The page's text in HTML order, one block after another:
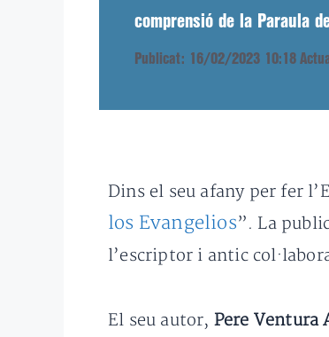
comprensió de la Paraula
Publicat: 16/02/2023 10:18
Dins el seu afany per fer
los Evangelios”. La
l’escriptor i antic
El seu autor, Pere Ventura